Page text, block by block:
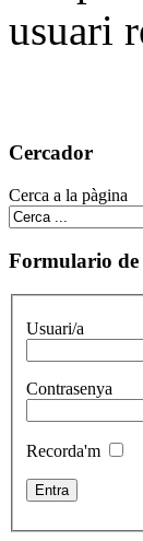
usuari
Cercador
Cerca a la pàgina
Formulario de
Usuari/a
Contrasenya
Recorda'm